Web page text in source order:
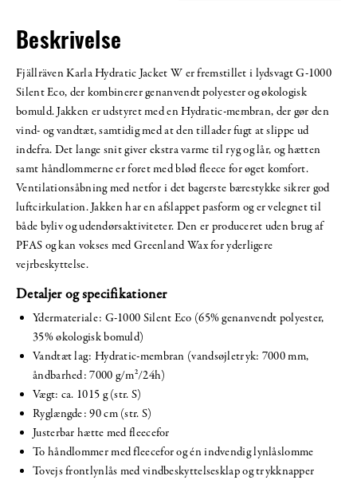
Beskrivelse
Fjällräven Karla Hydratic Jacket W er fremstillet i lydsvagt G-1000
Silent Eco, der kombinerer genanvendt polyester og økologisk
bomuld. Jakken er udstyret med en Hydratic-membran, der gør den
vind- og vandtæt, samtidig med at den tillader fugt at slippe ud
indefra. Det lange snit giver ekstra varme til ryg og lår, og hætten
samt håndlommerne er foret med blød fleece for øget komfort.
Ventilationsåbning med netfor i det bagerste bærestykke sikrer god
luftcirkulation. Jakken har en afslappet pasform og er velegnet til
både byliv og udendørsaktiviteter. Den er produceret uden brug af
PFAS og kan vokses med Greenland Wax for yderligere
vejrbeskyttelse.
Detaljer og specifikationer
Ydermateriale: G-1000 Silent Eco (65% genanvendt polyester,
35% økologisk bomuld)
Vandtæt lag: Hydratic-membran (vandsøjletryk: 7000 mm,
åndbarhed: 7000 g/m²/24h)
Vægt: ca. 1015 g (str. S)
Ryglængde: 90 cm (str. S)
Justerbar hætte med fleecefor
To håndlommer med fleecefor og én indvendig lynlåslomme
Tovejs frontlynlås med vindbeskyttelsesklap og trykknapper